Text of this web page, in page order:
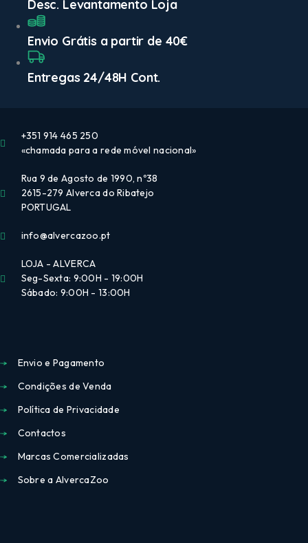
Desc. Levantamento Loja
Envio Grátis a partir de 40€
Entregas 24/48H Cont.
+351 914 465 250
«chamada para a rede móvel nacional»
Rua 9 de Agosto de 1990, nº38
2615-279 Alverca do Ribatejo
PORTUGAL
info@alvercazoo.pt
LOJA - ALVERCA
Seg-Sexta: 9:00H - 19:00H
Sábado: 9:00H - 13:00H
Envio e Pagamento
Condições de Venda
Política de Privacidade
Contactos
Marcas Comercializadas
Sobre a AlvercaZoo